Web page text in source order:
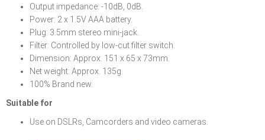
Output impedance: -10dB, 0dB.
Power: 2 x 1.5V AAA battery.
Plug: 3.5mm stereo mini-jack.
Filter: Controlled by low-cut filter switch.
Dimension: Approx. 151 x 65 x 73mm.
Net weight: Approx. 135g.
100% Brand new.
Suitable for
Use on DSLRs, Camcorders and video cameras.